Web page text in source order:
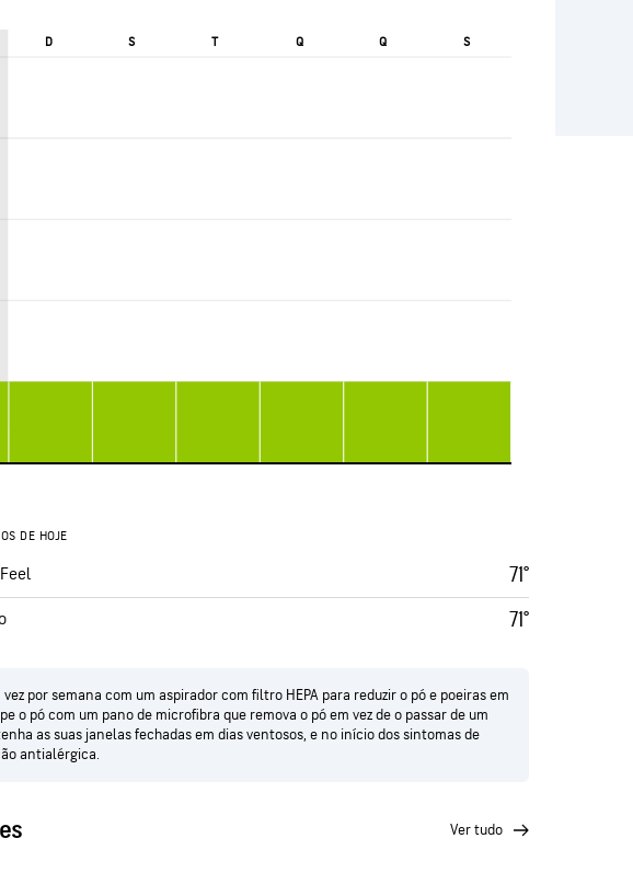
D S T Q Q S
DE HOJE
71°
71°
por semana com um aspirador com filtro HEPA para reduzir o pó e poeiras em
o pó com um pano de microfibra que remova o pó em vez de o passar de um
as suas janelas fechadas em dias ventosos, e no início dos sintomas de
antialérgica.
ver tudo